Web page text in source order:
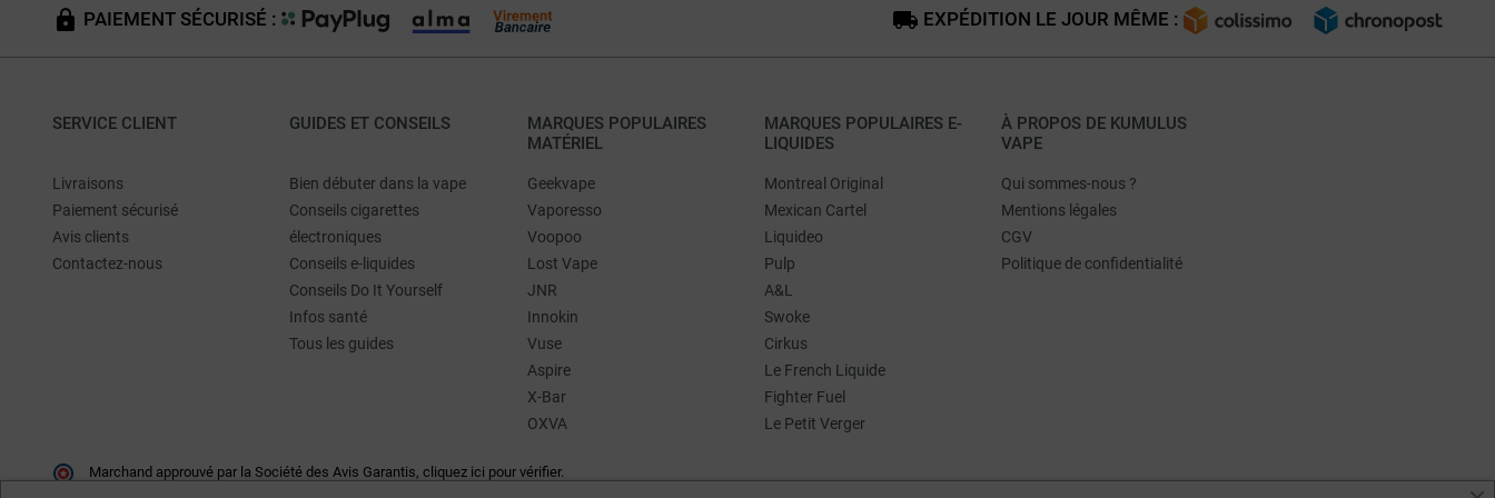
PAIEMENT SÉCURISÉ : EXPÉDITION LE JOUR MÊME :
SERVICE CLIENT
Livraisons
Paiement sécurisé
Avis clients
Contactez-nous
GUIDES ET CONSEILS
Bien débuter dans la vape
Conseils cigarettes
électroniques
Conseils e-liquides
Conseils Do It Yourself
Infos santé
Tous les guides
MARQUES POPULAIRES
MATÉRIEL
Geekvape
Vaporesso
Voopoo
Lost Vape
JNR
Innokin
Vuse
Aspire
X-Bar
OXVA
MARQUES POPULAIRES E-
LIQUIDES
Montreal Original
Mexican Cartel
Liquideo
Pulp
A&L
Swoke
Cirkus
Le French Liquide
Fighter Fuel
Le Petit Verger
À PROPOS DE KUMULUS
VAPE
Qui sommes-nous ?
Mentions légales
CGV
Politique de confidentialité
Marchand approuvé par la Société des Avis Garantis, cliquez ici pour vérifier.